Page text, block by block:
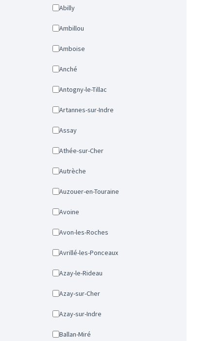
Abilly
Ambillou
Amboise
Anché
Antogny-le-Tillac
Artannes-sur-Indre
Assay
Athée-sur-Cher
Autrèche
Auzouer-en-Touraine
Avoine
Avon-les-Roches
Avrillé-les-Ponceaux
Azay-le-Rideau
Azay-sur-Cher
Azay-sur-Indre
Ballan-Miré